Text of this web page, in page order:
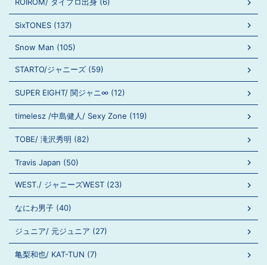
SixTONES (137)
Snow Man (105)
STARTO/ジャニーズ (59)
SUPER EIGHT/ 関ジャニ∞ (12)
timelesz /中島健人/ Sexy Zone (119)
TOBE/ 滝沢秀明 (82)
Travis Japan (50)
WEST./ ジャニーズWEST (23)
なにわ男子 (40)
ジュニア/ 元ジュニア (27)
亀梨和也/ KAT-TUN (7)